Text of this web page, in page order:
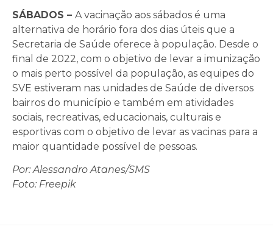
SÁBADOS – A vacinação aos sábados é uma
alternativa de horário fora dos dias úteis que a
Secretaria de Saúde oferece à população. Desde o
final de 2022, com o objetivo de levar a imunização
o mais perto possível da população, as equipes do
SVE estiveram nas unidades de Saúde de diversos
bairros do município e também em atividades
sociais, recreativas, educacionais, culturais e
esportivas com o objetivo de levar as vacinas para a
maior quantidade possível de pessoas.
Por: Alessandro Atanes/SMS
Foto: Freepik